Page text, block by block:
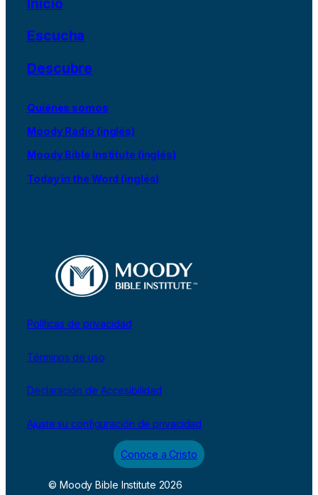
Inicio
Escucha
Descubre
Quiénes somos
Moody Radio (inglés)
Moody Bible Institute (inglés)
Today in the Word (inglés)
Políticas de privacidad
Términos de uso
Declaración de Accesibilidad
Ajuste su configuración de privacidad
Conoce a Cristo
© Moody Bible Institute 2026